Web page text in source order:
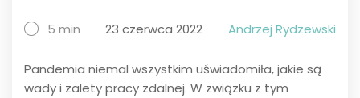
5 min 23 czerwca 2022 Andrzej Rydzewski
Pandemia niemal wszystkim uświadomiła, jakie są
wady i zalety pracy zdalnej. W związku z tym